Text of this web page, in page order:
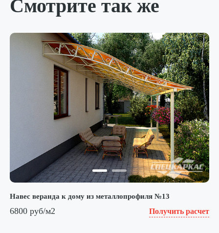
Смотрите так же
Навес веранда к дому из металлопрофиля №13
6800 руб/м2 Получить расчет